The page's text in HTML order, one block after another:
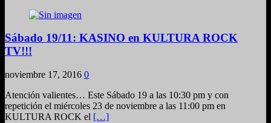
Sábado 19/11: KASINO en KULTURA ROCK
TV!!!
noviembre 17, 2016 0
Atención valientes… Este Sábado 19 a las 10:30 pm y con
repetición el miércoles 23 de noviembre a las 11:00 pm en
KULTURA ROCK el […]